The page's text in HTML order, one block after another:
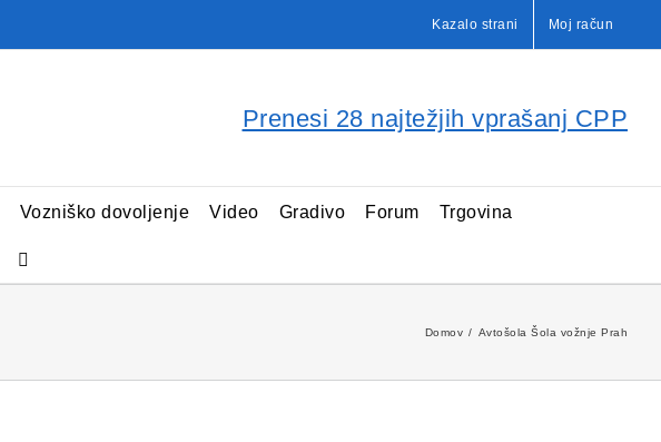
Kazalo strani Moj račun
Prenesi 28 najtežjih vprašanj CPP
Vozniško dovoljenje Video Gradivo Forum Trgovina
Domov Avtošola Šola vožnje Prah